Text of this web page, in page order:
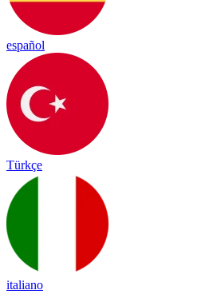
español
Türkçe
italiano